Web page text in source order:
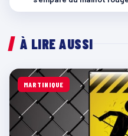
À LIRE AUSSI
MARTINIQUE